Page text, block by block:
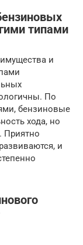
типами
и
По
бензиновые
хода, но
Приятно
и